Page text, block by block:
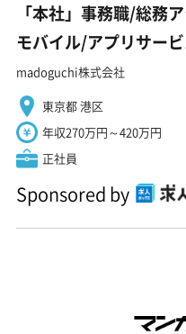
「本社」事務職/総務
モバイル/アプリサー
madoguchi株式会社
東京都 港区
年収270万円～420万円
正社員
Sponsored by